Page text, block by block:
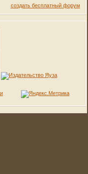
создать бесплатный форум